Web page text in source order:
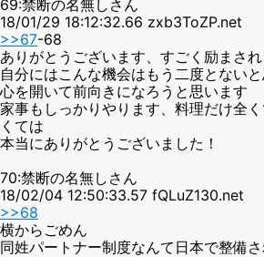
69:禁断の名無しさん
18/01/29 18:12:32.66 zxb3ToZP.net
>>67-68
ありがとうございます、すごく励まさ
自分にはこんな機会はもう二度とない
心を開いて前向きになろうと思います
家事もしっかりやります、料理だけ全
くては
本当にありがとうございました！
70:禁断の名無しさん
18/02/04 12:50:33.57 fQLuZ130.net
>>68
横からごめん
同姓パートナー制度なんて日本で整備